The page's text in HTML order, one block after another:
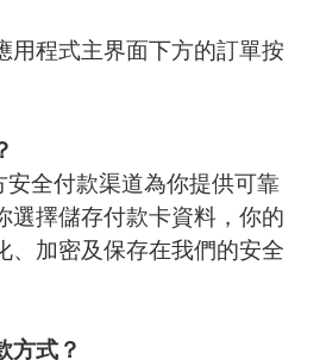
用程式主界面下方的訂單按
全付款渠道為你提供可靠
選擇儲存付款卡資料，你的
、加密及保存在我們的安全
方式？